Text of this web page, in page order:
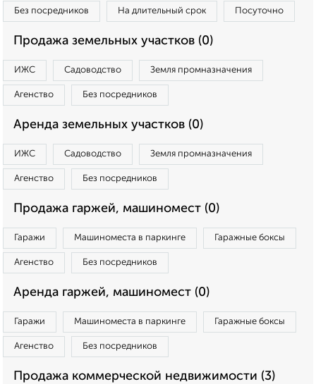
Без посредников На длительный срок Посуточно
Продажа земельных участков (0)
ИЖС Садоводство Земля промназначения
Агенство Без посредников
Аренда земельных участков (0)
ИЖС Садоводство Земля промназначения
Агенство Без посредников
Продажа гаржей, машиномест (0)
Гаражи Машиноместа в паркинге Гаражные боксы
Агенство Без посредников
Аренда гаржей, машиномест (0)
Гаражи Машиноместа в паркинге Гаражные боксы
Агенство Без посредников
Продажа коммерческой недвижимости (3)